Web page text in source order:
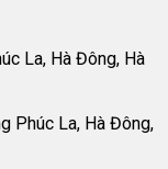
La, Hà Đông, Hà
Phúc La, Hà Đông,